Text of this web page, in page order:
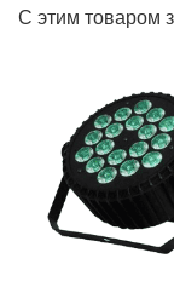
С этим товаром